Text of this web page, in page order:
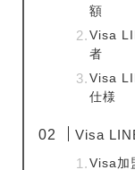
額
Visa
者
Visa
仕様
Visa
Visa加